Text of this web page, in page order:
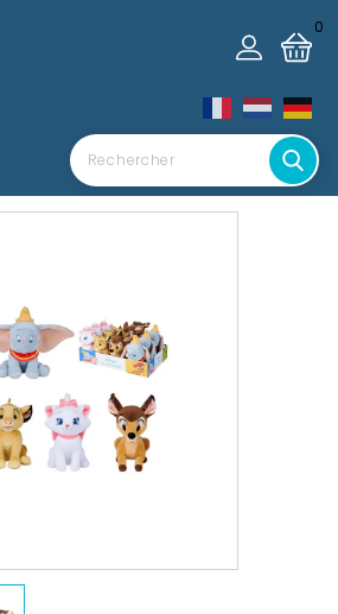
0